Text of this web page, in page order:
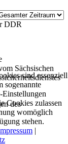
Sächsischen
|
sind essenziell
sogenannte
Einstellungen
Cookies zulassen
womöglich
stehen.